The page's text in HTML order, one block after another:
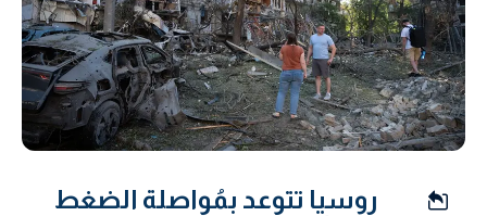
روسيا تتوعد بمُواصلة الضغط